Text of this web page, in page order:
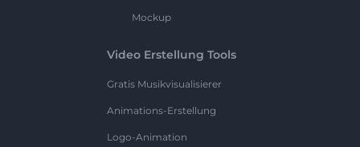
Mockup
Video Erstellung Tools
Gratis Musikvisualisierer
Animations-Erstellung
Logo-Animation